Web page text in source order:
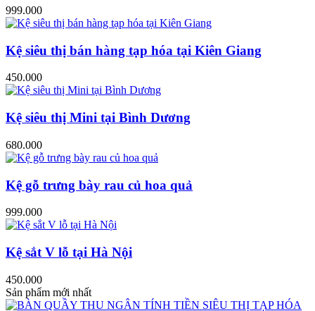
999.000
Kệ siêu thị bán hàng tạp hóa tại Kiên Giang
450.000
Kệ siêu thị Mini tại Bình Dương
680.000
Kệ gỗ trưng bày rau củ hoa quả
999.000
Kệ sắt V lỗ tại Hà Nội
450.000
Sản phẩm mới nhất